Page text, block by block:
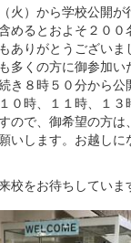
火）から学校公開が
めるとおよそ２００
ありがとうござい
多くの方に御参加い
き８時５０分から公
０時、１１時、１３
ので、御希望の方は
いします。お越しに
校をお待ちしていま